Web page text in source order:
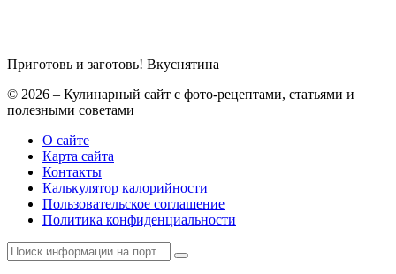
Приготовь и заготовь! Вкуснятина
© 2026 – Кулинарный сайт с фото-рецептами, статьями и
полезными советами
О сайте
Карта сайта
Контакты
Калькулятор калорийности
Пользовательское соглашение
Политика конфиденциальности